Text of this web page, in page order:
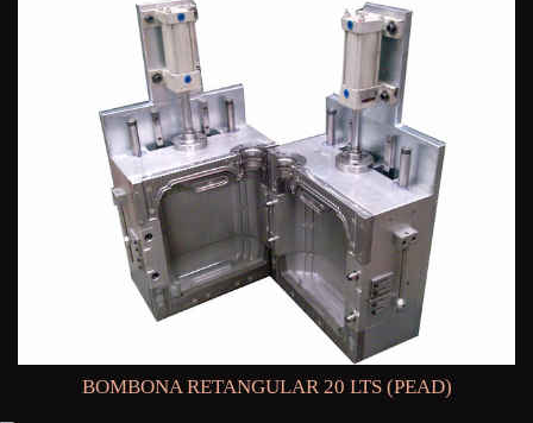
BOMBONA RETANGULAR 20 LTS (PEAD)